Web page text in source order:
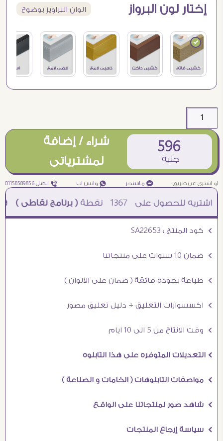
إختار لون البرواز الوان البراويز بوضوح
596
جنيه
شراء / إضافة
لمشترياتى
او اشترى عن طريق ¥ ماسنجر ₧ واتس اب ƒ اتصل 01158589856
1367 نقطة( برنامج نقاطى )à خصم 5% للعملاء الجدد à شحن مجانى عند الشراء ب 4000 جنيه à
Ö كود المنتج : SA22653
Ö ضمان 10 سنوات على منتجاتنا
Ö طباعة بجودة فائقة ( ضمان على الالوان )
Ö اكسسوارات التعليق + دليل تعليق مصور
Ö وقت الانتاج من 5 الى 10 ايام
Ö التعديلات المتوفره على هذا التابلوه
Ö مواصفات التابلوهات ( الخامات و الصناعة )
Ö شاهد صور لمنتجاتنا على الواقع
Ö سياسة إرجاع المنتجات